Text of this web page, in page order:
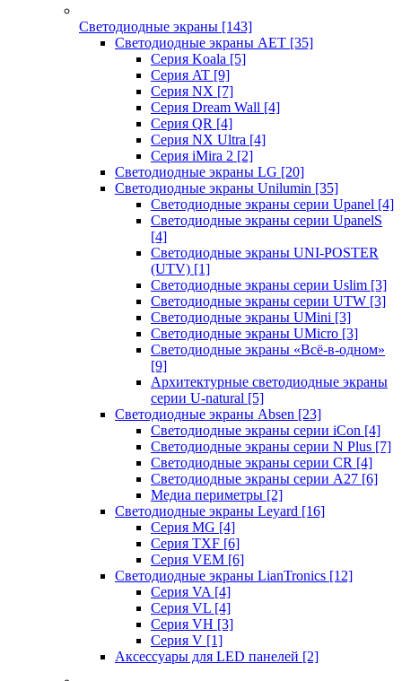
Светодиодные экраны [143]
Светодиодные экраны AET [35]
Cерия Koala [5]
Серия AT [9]
Серия NX [7]
Серия Dream Wall [4]
Серия QR [4]
Серия NX Ultra [4]
Серия iMira 2 [2]
Светодиодные экраны LG [20]
Светодиодные экраны Unilumin [35]
Светодиодные экраны серии Upanel [4]
Светодиодные экраны серии UpanelS
[4]
Светодиодные экраны UNI-POSTER
(UTV) [1]
Светодиодные экраны серии Uslim [3]
Светодиодные экраны серии UTW [3]
Светодиодные экраны UMini [3]
Светодиодные экраны UMicro [3]
Светодиодные экраны «Всё-в-одном»
[9]
Архитектурные светодиодные экраны
серии U-natural [5]
Светодиодные экраны Absen [23]
Светодиодные экраны серии iCon [4]
Светодиодные экраны серии N Plus [7]
Светодиодные экраны серии CR [4]
Светодиодные экраны серии А27 [6]
Медиа периметры [2]
Светодиодные экраны Leyard [16]
Серия MG [4]
Серия TXF [6]
Серия VEM [6]
Светодиодные экраны LianTronics [12]
Серия VA [4]
Серия VL [4]
Серия VH [3]
Серия V [1]
Аксессуары для LED панелей [2]